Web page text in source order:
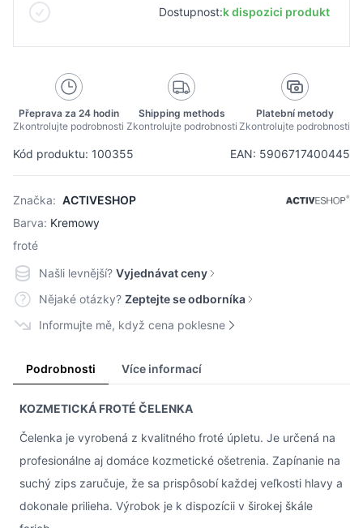
Kód produktu: 100355 EAN: 5906717400445
Značka: ACTIVESHOP
Barva: Kremowy
froté
Dostupnost:k dispozici produkt
Přeprava za 24 hodin
Zkontrolujte podrobnosti
Shipping methods
Zkontrolujte podrobnosti
Platební metody
Zkontrolujte podrobnosti
Našli levnější? Vyjednávat ceny
Nějaké otázky? Zeptejte se odborníka
Informujte mě, když cena poklesne
Podrobnosti Více informací
KOZMETICKÁ FROTÉ ČELENKA
Čelenka je vyrobená z kvalitného froté úpletu. Je určená na
profesionálne aj domáce kozmetické ošetrenia. Zapínanie na
suchý zips zaručuje, že sa prispôsobí každej veľkosti hlavy a
dokonale prilieha. Výrobok je k dispozícii v širokej škále